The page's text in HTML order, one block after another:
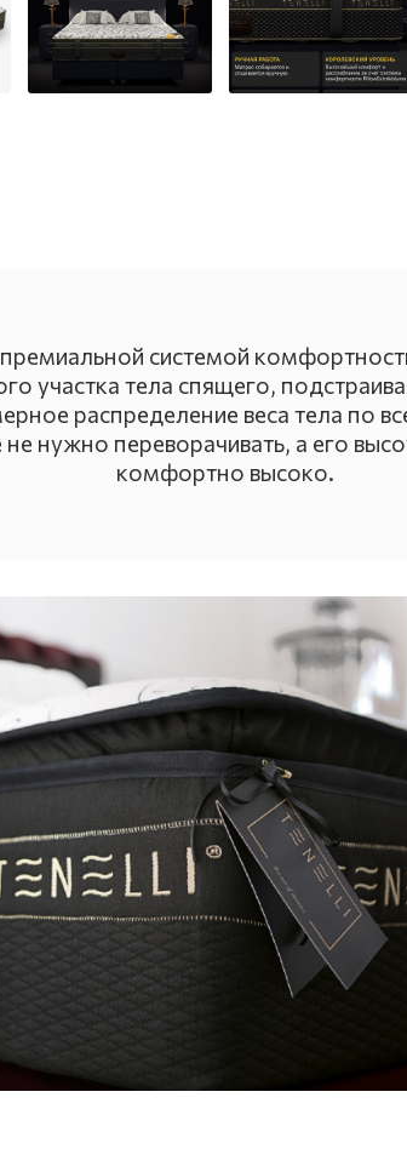
системой
участка тела спящего,
распределение веса тела по
нужно переворачивать, а его
комфортно высоко.